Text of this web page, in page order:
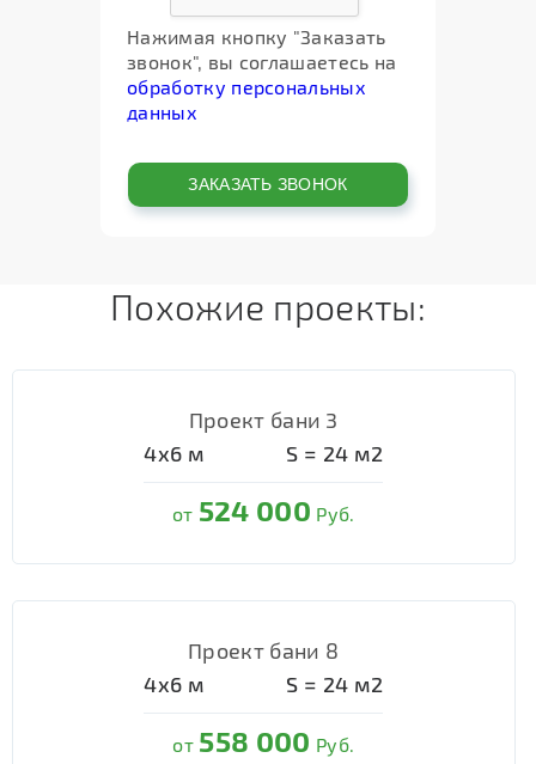
Нажимая кнопку "Заказать
звонок", вы соглашаетесь на
обработку персональных
данных
Похожие проекты:
Проект бани 3
4х6 м S = 24 м2
от 524 000 Руб.
Проект бани 8
4х6 м S = 24 м2
от 558 000 Руб.